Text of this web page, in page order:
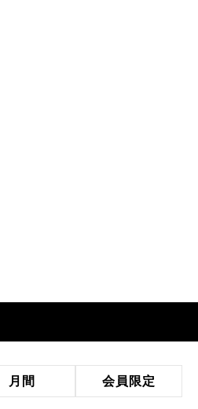
月間 会員限定